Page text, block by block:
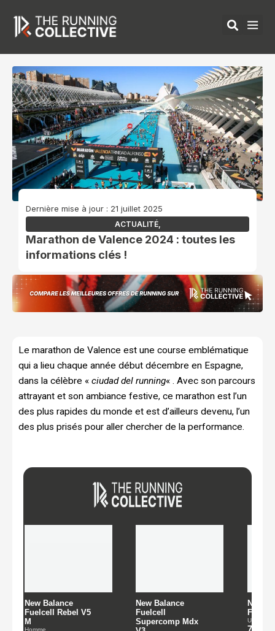
contenu
Dernière mise à jour : 21 juillet 2025
ACTUALITÉ,
Marathon de Valence 2024 : toutes les
informations clés !
Le marathon de Valence est une course emblématique
qui a lieu chaque année début décembre en Espagne,
dans la célèbre « ciudad del running« . Avec son parcours
attrayant et son ambiance festive, ce marathon est l’un
des plus rapides du monde et est d’ailleurs devenu, l’un
des plus prisés pour aller chercher de la performance.